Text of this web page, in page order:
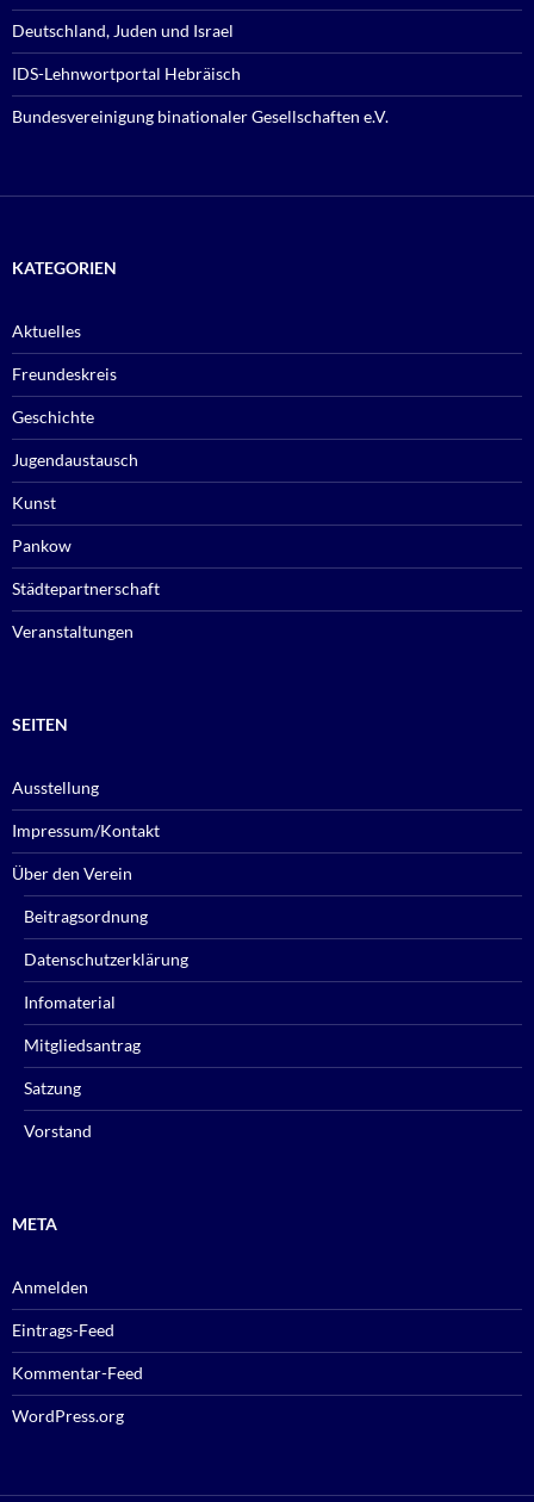
Deutschland, Juden und Israel
IDS-Lehnwortportal Hebräisch
Bundesvereinigung binationaler Gesellschaften e.V.
KATEGORIEN
Aktuelles
Freundeskreis
Geschichte
Jugendaustausch
Kunst
Pankow
Städtepartnerschaft
Veranstaltungen
SEITEN
Ausstellung
Impressum/Kontakt
Über den Verein
Beitragsordnung
Datenschutzerklärung
Infomaterial
Mitgliedsantrag
Satzung
Vorstand
META
Anmelden
Eintrags-Feed
Kommentar-Feed
WordPress.org